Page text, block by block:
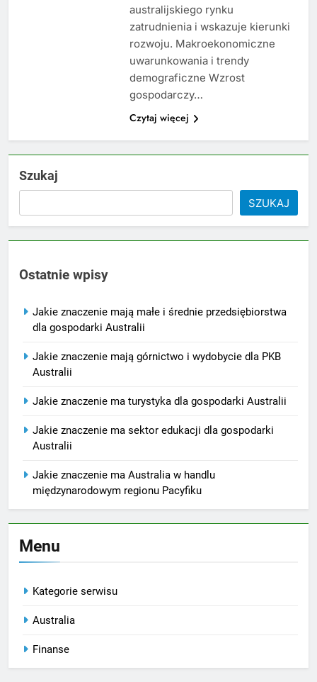
australijskiego rynku
zatrudnienia i wskazuje kierunki
rozwoju. Makroekonomiczne
uwarunkowania i trendy
demograficzne Wzrost
gospodarczy…
Czytaj więcej
Szukaj
SZUKAJ
Ostatnie wpisy
Jakie znaczenie mają małe i średnie przedsiębiorstwa
dla gospodarki Australii
Jakie znaczenie mają górnictwo i wydobycie dla PKB
Australii
Jakie znaczenie ma turystyka dla gospodarki Australii
Jakie znaczenie ma sektor edukacji dla gospodarki
Australii
Jakie znaczenie ma Australia w handlu
międzynarodowym regionu Pacyfiku
Menu
Kategorie serwisu
Australia
Finanse